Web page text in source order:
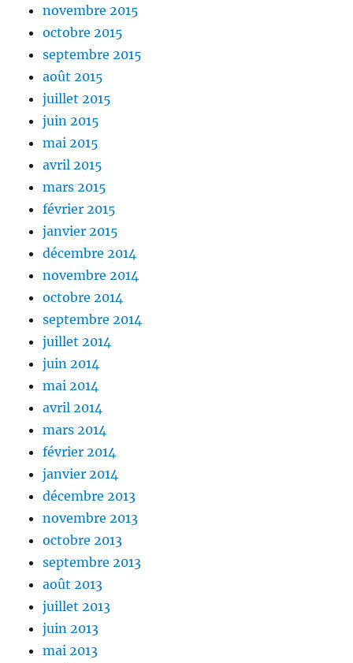
novembre 2015
octobre 2015
septembre 2015
août 2015
juillet 2015
juin 2015
mai 2015
avril 2015
mars 2015
février 2015
janvier 2015
décembre 2014
novembre 2014
octobre 2014
septembre 2014
juillet 2014
juin 2014
mai 2014
avril 2014
mars 2014
février 2014
janvier 2014
décembre 2013
novembre 2013
octobre 2013
septembre 2013
août 2013
juillet 2013
juin 2013
mai 2013